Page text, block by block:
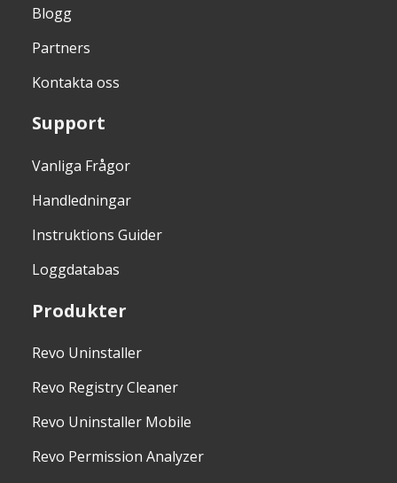
Blogg
Partners
Kontakta oss
Support
Vanliga Frågor
Handledningar
Instruktions Guider
Loggdatabas
Produkter
Revo Uninstaller
Revo Registry Cleaner
Revo Uninstaller Mobile
Revo Permission Analyzer